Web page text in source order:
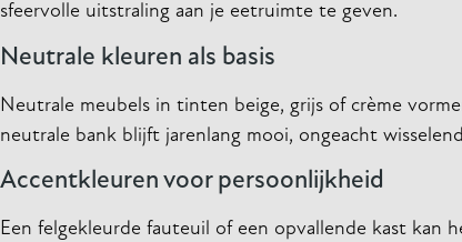
sfeervolle uitstraling aan je eetruimte te geven.
Neutrale kleuren als basis
Neutrale meubels in tinten beige, grijs of crème
neutrale bank blijft jarenlang mooi, ongeacht
Accentkleuren voor persoonlijkheid
Een felgekleurde fauteuil of een opvallende kast